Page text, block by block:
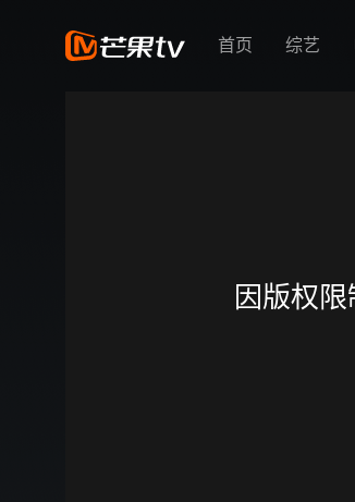
首页 综艺
因版权